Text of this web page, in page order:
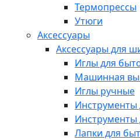
Термопрессы
Утюги
Аксессуары
Аксессуары для
Иглы для
Машинная
Иглы ручные
Инструменты
Инструменты
Лапки для